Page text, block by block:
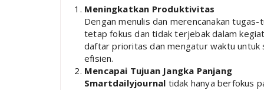
Meningkatkan Produktivitas
Dengan menulis dan merencanakan
tetap fokus dan tidak terjebak dalam
daftar prioritas dan mengatur waktu
efisien.
Mencapai Tujuan Jangka Panjang
Smartdailyjournal tidak hanya berfokus